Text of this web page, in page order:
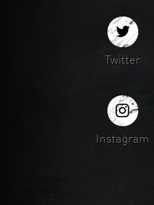
Twitter
Instagram